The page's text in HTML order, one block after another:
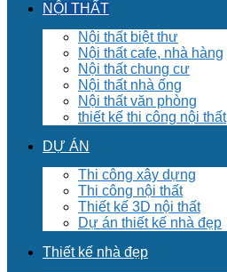
NỘI THẤT
Nội thất biệt thư
Nội thất cafe, nhà hàng
Nội thất chung cư
Nội thất nhà ống
Nội thất văn phòng
thiết kế thi công nội thất
DỰ ÁN
Thi công xây dựng
Thi công nội thất
Thiết kế 3D nội thất
Dự án thiết kế nhà đẹp
Thiết kế nhà đẹp